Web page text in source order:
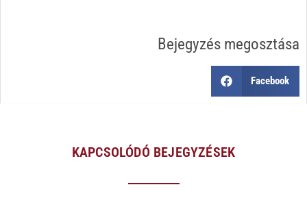
Bejegyzés megosztása
Facebook
KAPCSOLÓDÓ BEJEGYZÉSEK